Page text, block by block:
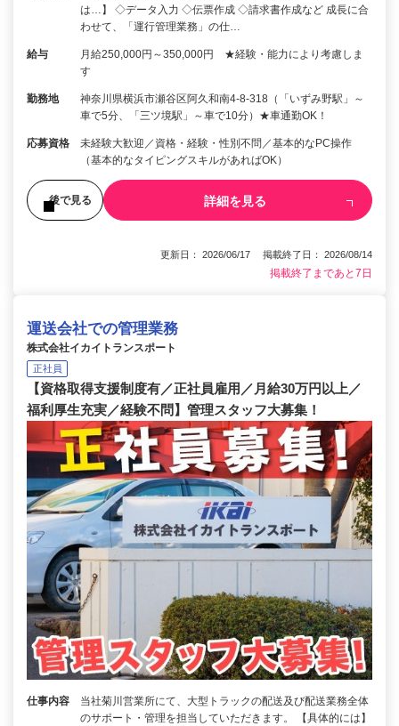
は…】 ◇データ入力 ◇伝票作成 ◇請求書作成など 成長に合
わせて、「運行管理業務」の仕…
給与
月給250,000円～350,000円 ★経験・能力により考慮しま
す
勤務地
神奈川県横浜市瀬谷区阿久和南4-8-318（「いずみ野駅」～
車で5分、「三ツ境駅」～車で10分）★車通勤OK！
応募資格
未経験大歓迎／資格・経験・性別不問／基本的なPC操作
（基本的なタイピングスキルがあればOK）
後で見る 詳細を見る
更新日： 2026/06/17 掲載終了日： 2026/08/14
掲載終了まであと7日
運送会社での管理業務
株式会社イカイトランスポート
正社員
【資格取得支援制度有／正社員雇用／月給30万円以上／
福利厚生充実／経験不問】管理スタッフ大募集！
仕事内容
当社菊川営業所にて、大型トラックの配送及び配送業務全体
のサポート・管理を担当していただきます。 【具体的には】